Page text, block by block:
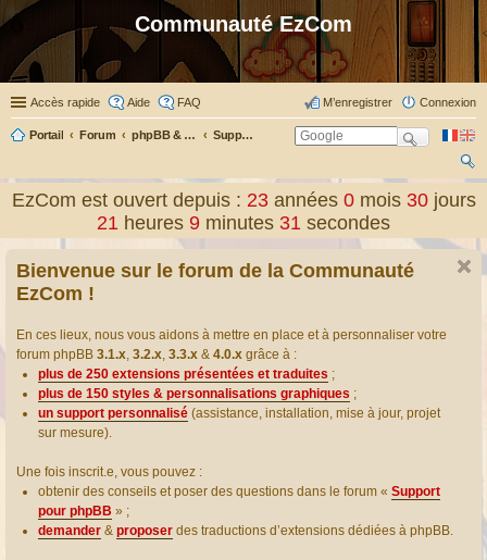
Communauté EzCom
Accès rapide Aide FAQ Connexion
M’enregistrer
Portail Forum phpBB & Co Support pour phpBB
ch
er
EzCom est ouvert depuis : 23 années0 mois30 jours
21 heures 9 minutes 32 secondes
Bienvenue sur le forum de la Communauté
EzCom !
En ces lieux, nous vous aidons à mettre en place et à personnaliser votre
forum phpBB 3.1.x, 3.2.x, 3.3.x & 4.0.x grâce à :
plus de 250 extensions présentées et traduites ;
plus de 150 styles & personnalisations graphiques ;
un support personnalisé (assistance, installation, mise à jour, projet
sur mesure).
Une fois inscrit.e, vous pouvez :
obtenir des conseils et poser des questions dans le forum « Support
pour phpBB » ;
demander & proposer des traductions d’extensions dédiées à phpBB.